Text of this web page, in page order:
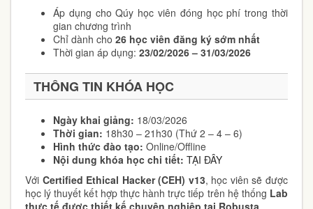
Áp dụng cho Qúy học viên đóng học phí trong thời
gian chương trình
Chỉ dành cho 26 học viên đăng ký sớm nhất
Thời gian áp dụng: 23/02/2026 – 31/03/2026
THÔNG TIN KHÓA HỌC
Ngày khai giảng: 18/03/2026
Thời gian: 18h30 – 21h30 (Thứ 2 – 4 – 6)
Hình thức đào tạo: Online/Offline
Nội dung khóa học chi tiết: TẠI ĐÂY
Với Certified Ethical Hacker (CEH) v13, học viên sẽ được
học lý thuyết kết hợp thực hành trực tiếp trên hệ thống Lab
thực tế được thiết kế chuyên nghiệp tại Robusta